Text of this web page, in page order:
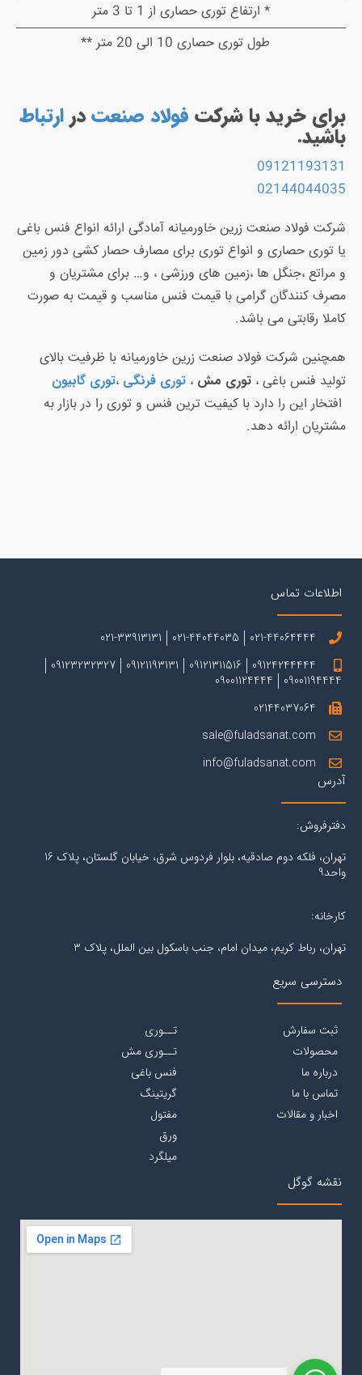
* ارتفاع توری حصاری از 1 تا 3 متر
طول توری حصاری 10 الی 20 متر **
برای خرید با شرکت فولاد صنعتدرارتباط
باشید.
09121193131
02144044035
شرکت فولاد صنعت زرین خاورمیانه آمادگی ارائه انواع فنس باغی
یا توری حصاری و انواع توری برای مصارف حصار کشی دور زمین
و مراتع ،جنگل ها ،زمین های ورزشی ، و… برای مشتریان و
مصرف کنندگان گرامی با قیمت فنس مناسب و قیمت به صورت
کاملا رقابتی می باشد.
همچنین شرکت فولاد صنعت زرین خاورمیانه با ظرفیت بالای
تولید فنس باغی ، توری مش ، توری فرنگی ،توری گابیون
افتخار این را دارد با کیفیت ترین فنس و توری را در بازار به
مشتریان ارائه دهد.
اطلاعات تماس
021-44064444
021-44044035
021-33913131
09124244444
09121311516
09121193131
09123232327
09001194444
09001124444
02144037064
sale@fuladsanat.com
info@fuladsanat.com
آدرس
دفترفروش:
تهران، فلکه دوم صادقیه، بلوار فردوس شرق، خیابان گلستان، پلاک 16
واحد9
کارخانه:
تهران، رباط کریم، میدان امام، جنب باسکول بین الملل، پلاک 3
دسترسی سریع
ثبت سفارش
محصولات
درباره ما
تماس با ما
اخبار و مقالات
تــوری
تــوری مش
فنس باغی
گریتینگ
مفتول
ورق
میلگرد
نقشه گوگل